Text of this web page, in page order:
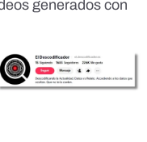
generados con